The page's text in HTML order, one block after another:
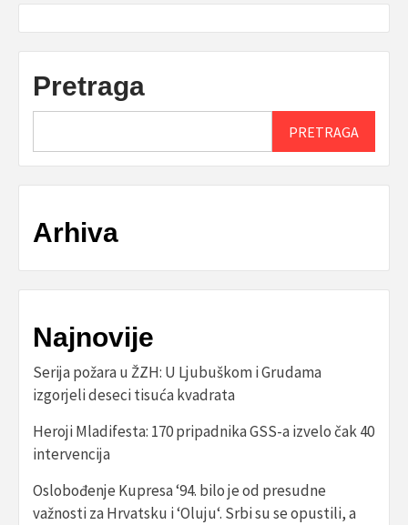
Pretraga
PRETRAGA
Arhiva
Najnovije
Serija požara u ŽZH: U Ljubuškom i Grudama
izgorjeli deseci tisuća kvadrata
Heroji Mladifesta: 170 pripadnika GSS-a izvelo čak 40
intervencija
Oslobođenje Kupresa ‘94. bilo je od presudne
važnosti za Hrvatsku i ‘Oluju‘. Srbi su se opustili, a